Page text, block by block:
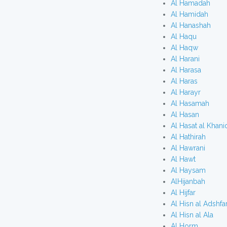
Al Hamadah
Al Hamidah
Al Hanashah
Al Haqu
Al Haqw
Al Harani
Al Harasa
Al Haras
Al Harayr
Al Hasamah
Al Hasan
Al Hasat al
Al Hathirah
Al Hawrani
Al Hawt
Al Haysam
AlHijanbah
Al Hijfar
Al Hisn al
Al Hisn al Ala